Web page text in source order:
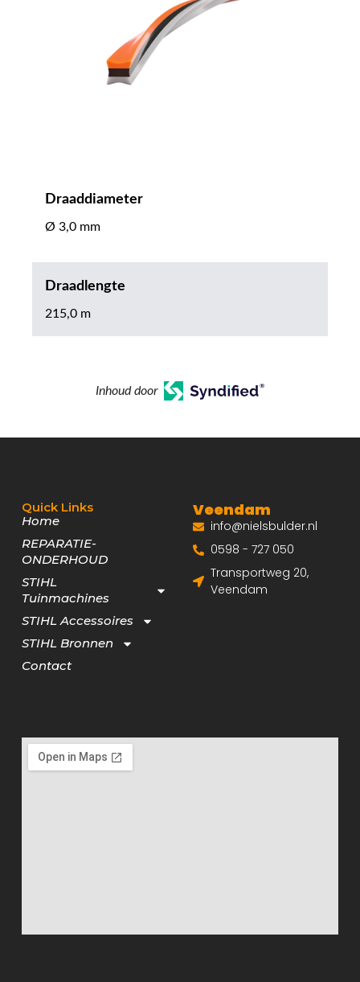
Draaddiameter
Ø 3,0 mm
Draadlengte
215,0 m
Inhoud door
Quick Links
Home
REPARATIE-
ONDERHOUD
STIHL
Tuinmachines
STIHL Accessoires
STIHL Bronnen
Contact
Veendam
info@nielsbulder.nl
0598 - 727 050
Transportweg 20,
Veendam